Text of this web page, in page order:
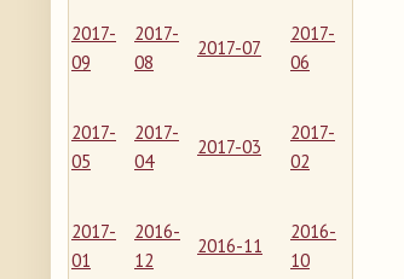
2017-
09
2017-
08
2017-07
2017-
06
2017-
05
2017-
04
2017-03
2017-
02
2017-
01
2016-
12
2016-11
2016-
10